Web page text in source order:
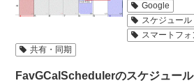
Google
スケジュー
スマートフォ
共有・同期
FavGCalSchedulerのスケジュー